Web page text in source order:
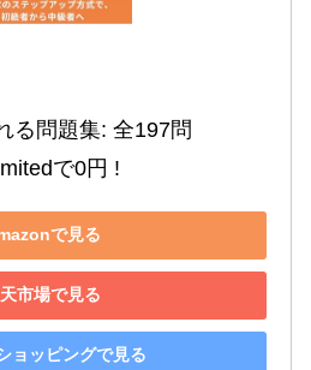
る問題集: 全197問
で0円 !
で見る
市場で見る
ョッピングで見る